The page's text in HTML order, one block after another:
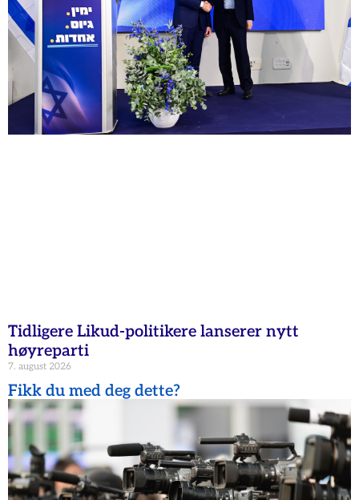
Tidligere Likud-politikere lanserer nytt
høyreparti
7. august 2026
Fikk du med deg dette?